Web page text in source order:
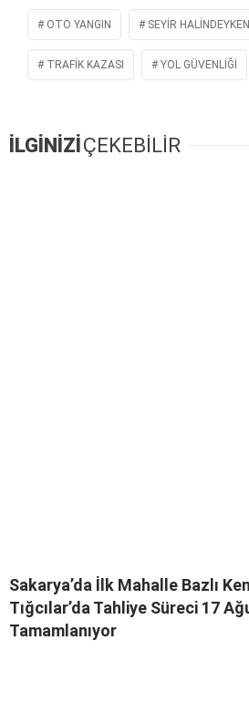
OTO YANGIN SEYIR
TRAFİK KAZASI YOL GÜVENLIĞI
İLGİNİZİ ÇEKEBİLİR
Sakarya’da İlk Mahalle Bazlı
Tığcılar’da Tahliye Süreci 17
Tamamlanıyor